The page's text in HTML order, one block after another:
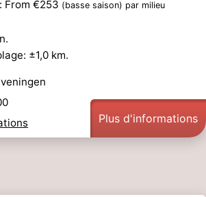
From €253 (basse saison) par milieu
±1,0 km.
Plus d'informations